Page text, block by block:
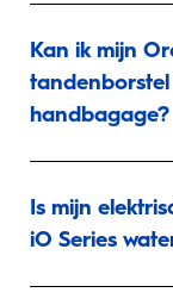
Kan ik mijn
handbagage?
Is mijn
iO Series